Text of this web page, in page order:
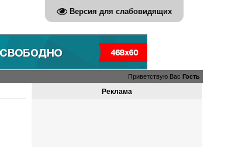
Версия для слабовидящих
Приветствую Вас Гость
Реклама